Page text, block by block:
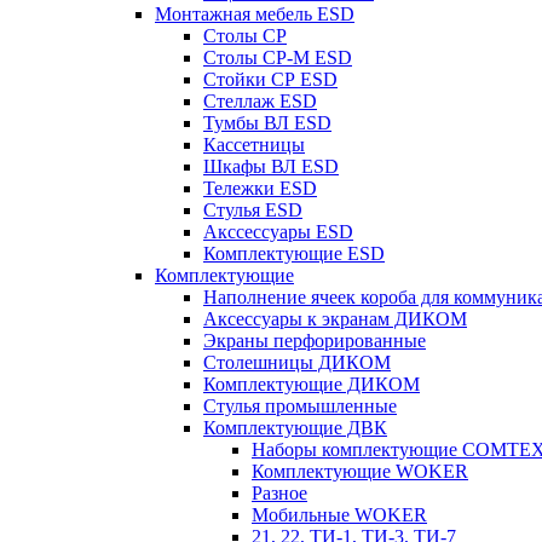
Монтажная мебель ESD
Столы СР
Столы СР-М ESD
Стойки СР ESD
Стеллаж ESD
Тумбы ВЛ ESD
Кассетницы
Шкафы ВЛ ESD
Тележки ESD
Стулья ESD
Акссессуары ESD
Комплектующие ESD
Комплектующие
Наполнение ячеек короба для
Аксессуары к экранам ДИКОМ
Экраны перфорированные
Cтолешницы ДИКОМ
Комплектующие ДИКОМ
Стулья промышленные
Комплектующие ДВК
Наборы комплектующие
Комплектующие WOKER
Разное
Мобильные WOKER
21, 22, ТИ-1, ТИ-3, ТИ-7